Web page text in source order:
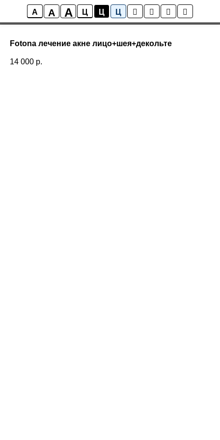
A A A Ц Ц Ц
Fotona лечение акне лицо+шея+декольте
14 000 р.